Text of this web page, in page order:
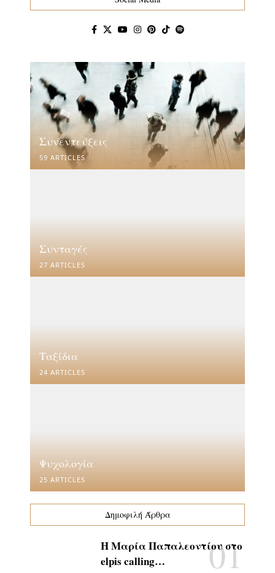
Συνεντεύξεις
59 ARTICLES
Συνταγές
27 ARTICLES
Ταξίδια
24 ARTICLES
Ψυχολογία
25 ARTICLES
Δημοφιλή Άρθρα
Η Μαρία Παπαλεοντίου στο
elpis calling…